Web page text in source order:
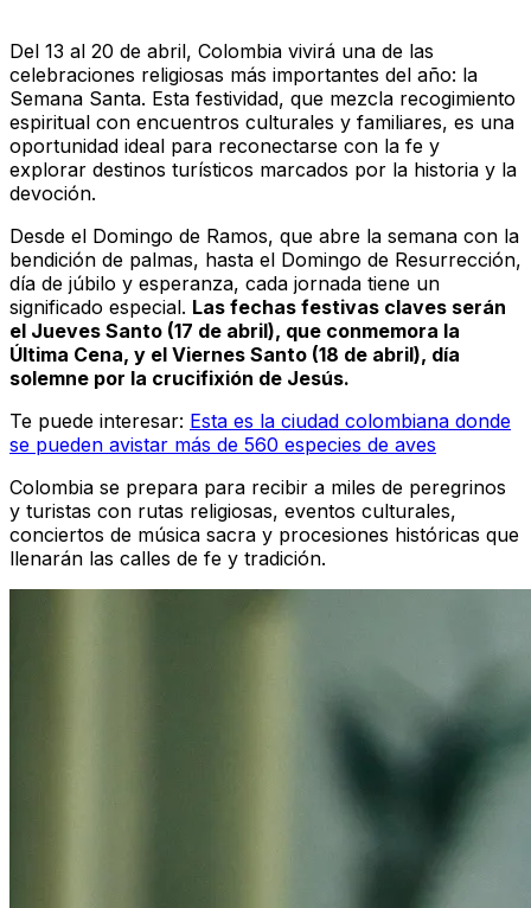
Del 13 al 20 de abril, Colombia vivirá una de las
celebraciones religiosas más importantes del año: la
Semana Santa. Esta festividad, que mezcla recogimiento
espiritual con encuentros culturales y familiares, es una
oportunidad ideal para reconectarse con la fe y
explorar destinos turísticos marcados por la historia y la
devoción.
Desde el Domingo de Ramos, que abre la semana con la
bendición de palmas, hasta el Domingo de Resurrección,
día de júbilo y esperanza, cada jornada tiene un
significado especial. Las fechas festivas claves serán
el Jueves Santo (17 de abril), que conmemora la
Última Cena, y el Viernes Santo (18 de abril), día
solemne por la crucifixión de Jesús.
Te puede interesar: Esta es la ciudad colombiana donde
se pueden avistar más de 560 especies de aves
Colombia se prepara para recibir a miles de peregrinos
y turistas con rutas religiosas, eventos culturales,
conciertos de música sacra y procesiones históricas que
llenarán las calles de fe y tradición.